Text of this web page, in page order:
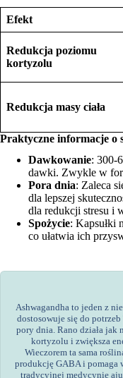
Efekt
Redukcja poziomu
kortyzolu
Redukcja masy ciała
Praktyczne informacje o
Dawkowanie: 300-
dawki. Zwykle w
Pora dnia: Zaleca
dla lepszej
dla redukcji stresu i
Spożycie: Kapsułki
co ułatwia ich
Ashwagandha to jeden z
dostosowuje się do
pory dnia. Rano działa
kortyzolu i zwiększa
Wieczorem ta sama
produkcję GABA i pomaga
tradycyjnej medycynie